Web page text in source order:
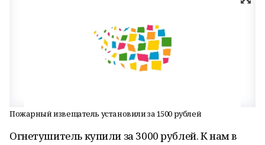
Пожарный извещатель установили за 1500 рублей
Огнетушитель купили за 3000 рублей. К нам в